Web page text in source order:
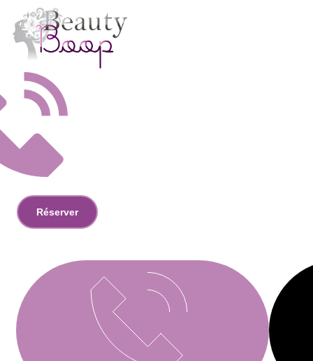
Réserver